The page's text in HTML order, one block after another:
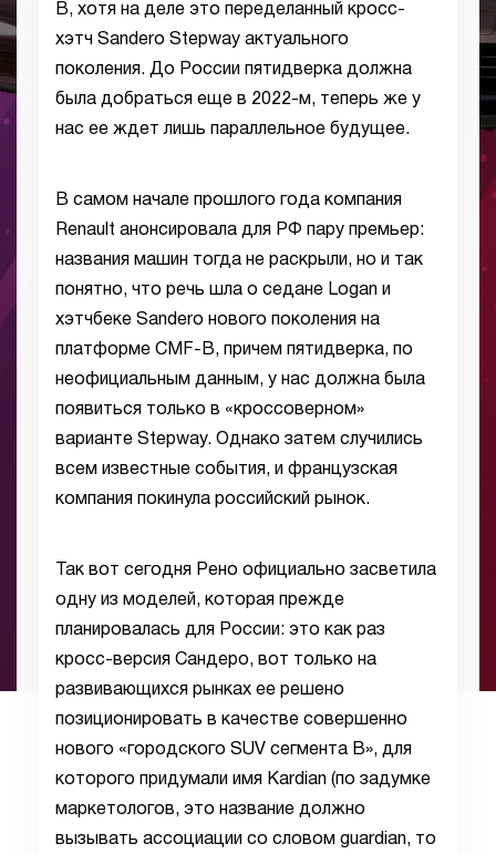
B, хотя на деле это переделанный кросс-
хэтч Sandero Stepway актуального
поколения. До России пятидверка должна
была добраться еще в 2022-м, теперь же у
нас ее ждет лишь параллельное будущее.
В самом начале прошлого года компания
Renault анонсировала для РФ пару премьер:
названия машин тогда не раскрыли, но и так
понятно, что речь шла о седане Logan и
хэтчбеке Sandero нового поколения на
платформе CMF-B, причем пятидверка, по
неофициальным данным, у нас должна была
появиться только в «кроссоверном»
варианте Stepway. Однако затем случились
всем известные события, и французская
компания покинула российский рынок.
Так вот сегодня Рено официально засветила
одну из моделей, которая прежде
планировалась для России: это как раз
кросс-версия Сандеро, вот только на
развивающихся рынках ее решено
позиционировать в качестве совершенно
нового «городского SUV сегмента B», для
которого придумали имя Kardian (по задумке
маркетологов, это название должно
вызывать ассоциации со словом guardian, то